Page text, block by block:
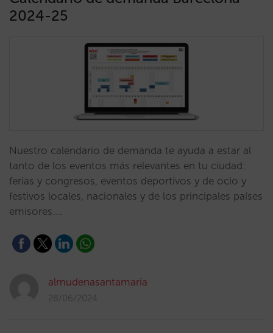
2024-25
Nuestro calendario de demanda te ayuda a estar al
tanto de los eventos más relevantes en tu ciudad:
ferias y congresos, eventos deportivos y de ocio y
festivos locales, nacionales y de los principales países
emisores.…
almudenasantamaria
28/06/2024